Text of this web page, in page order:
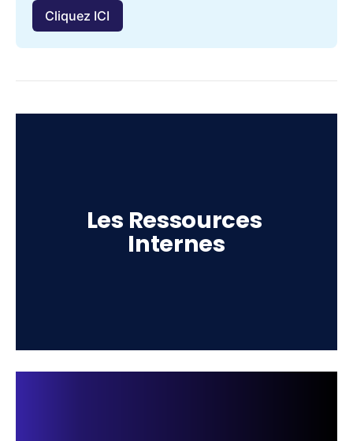
Cliquez ICI
Les Ressources
Internes